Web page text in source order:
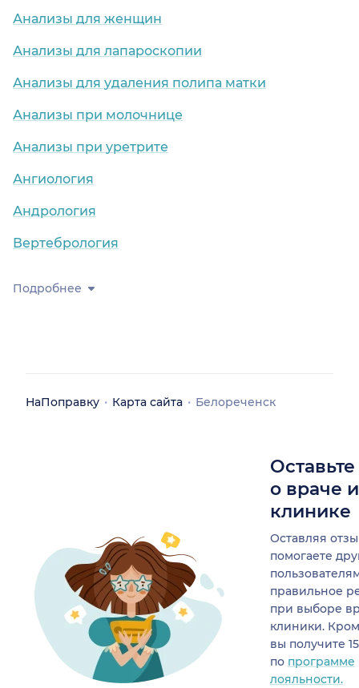
Анализы для женщин
Анализы для лапароскопии
Анализы для удаления полипа матки
Анализы при молочнице
Анализы при уретрите
Ангиология
Андрология
Вертебрология
Подробнее
НаПоправку Карта сайта Белореченск
о враче
клинике
Оставляя
помогаете
правильное
при выборе
клиники.
вы получите
по программе
лояльности.